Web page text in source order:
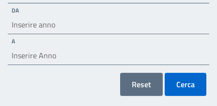
DA
A
Reset Cerca